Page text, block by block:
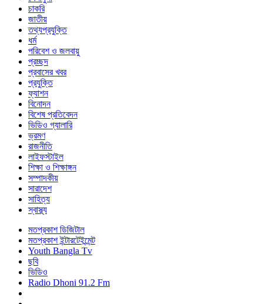
চাকরি
জাতীয়
তথ্যপ্রযুক্তি
ধর্ম
পরিবেশ ও জলবায়ু
প্রচ্ছদ
প্রবাসের খবর
প্রযুক্তি
ফ্যাশন
বিনোদন
বিশেষ প্রতিবেদন
ভিডিও গ্যালারি
ভ্রমণ
রাজনীতি
লাইফস্টাইল
শিক্ষা ও শিক্ষাঙ্গন
সম্পাদকীয়
সারাদেশ
সাহিত্য
স্বাস্থ্য
মতপ্রকাশ ডিজিটাল
মতপ্রকাশ ইন্টারটেইন্মেন্ট
Youth Bangla Tv
ছবি
ভিডিও
Radio Dhoni 91.2 Fm